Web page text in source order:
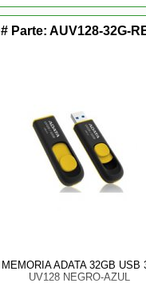
# Parte: AUV128-32G-
MEMORIA ADATA 32GB USB
UV128 NEGRO-AZUL